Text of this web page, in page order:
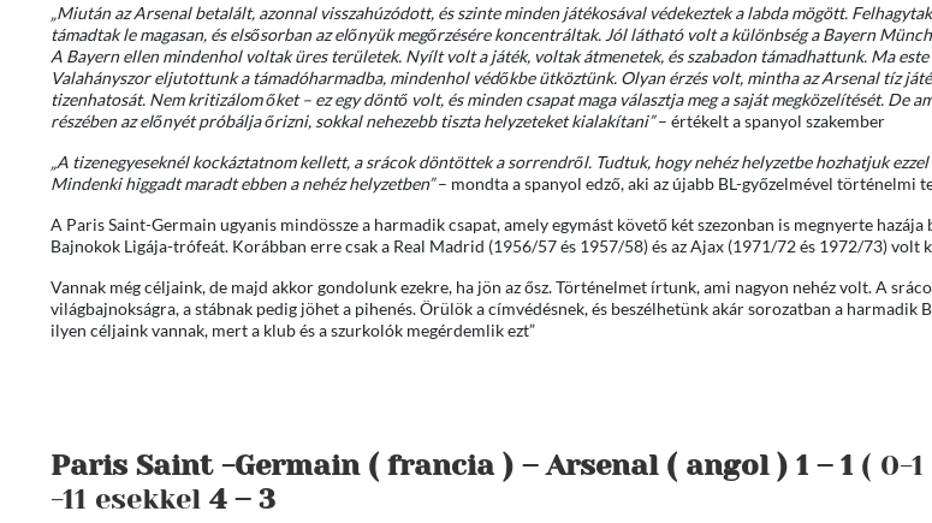
„Miután az Arsenal betalált, azonnal visszahúzódott, és szinte minden játékosával védekeztek a labda mögött.
támadtak le magasan, és elsősorban az előnyük megőrzésére koncentráltak. Jól látható volt a különbség a Bayern
A Bayern ellen mindenhol voltak üres területek. Nyílt volt a játék, voltak átmenetek, és szabadon támadhattunk. Ma este
Valahányszor eljutottunk a támadóharmadba, mindenhol védőkbe ütköztünk. Olyan érzés volt, mintha az Arsenal tíz
tizenhatosát. Nem kritizálom őket – ez egy döntő volt, és minden csapat maga választja meg a saját megközelítését. De
részében az előnyét próbálja őrizni, sokkal nehezebb tiszta helyzeteket kialakítani”– értékelt a spanyol szakember
„A tizenegyeseknél kockáztatnom kellett, a srácok döntöttek a sorrendről. Tudtuk, hogy nehéz helyzetbe hozhatjuk
Mindenki higgadt maradt ebben a nehéz helyzetben”– mondta a spanyol edző, aki az újabb BL-győzelmével történelmi
A Paris Saint-Germain ugyanis mindössze a harmadik csapat, amely egymást követő két szezonban is megnyerte
Bajnokok Ligája-trófeát. Korábban erre csak a Real Madrid (1956/57 és 1957/58) és az Ajax (1971/72 és 1972/73) volt
Vannak még céljaink, de majd akkor gondolunk ezekre, ha jön az ősz. Történelmet írtunk, ami nagyon nehéz volt. A
világbajnokságra, a stábnak pedig jöhet a pihenés. Örülök a címvédésnek, és beszélhetünk akár sorozatban a harmadik
ilyen céljaink vannak, mert a klub és a szurkolók megérdemlik ezt”
Paris Saint -Germain ( francia ) – Arsenal ( angol ) 1 – 1( 0-1
-11 esekkel 4 – 3